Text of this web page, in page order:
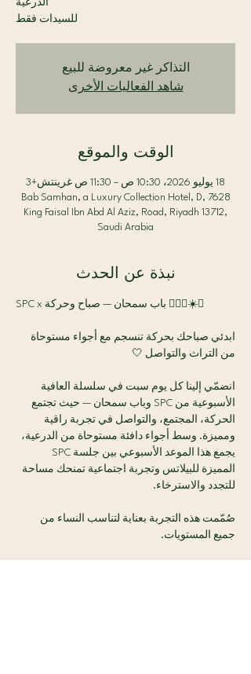
للسيدات فقط
التذاكر غير معروضة للبيع
شاهد الفعاليات الأخرى
الوقت والموقع
18 يوليو 2026، 10:30 ص – 11:30 ص غرينتش+3
Bab Samhan, a Luxury Collection Hotel, D, 7628
King Faisal Ibn Abd Al Aziz, Road, Riyadh 13712,
Saudi Arabia
نبذة عن الحدث
SPC x باب سمحان — صباح وحركة 🧘🏻‍♀️☀️✨
ابدئي صباحك بحركة تنسجم مع أجواء مستوحاة
من التراث والتواصل 🤍
انضمّي إلينا كل يوم سبت في سلسلة العافية
الأسبوعية من SPC وباب سمحان — حيث تجتمع
الحركة، المجتمع، والتواصل في تجربة راقية
ومميزة. وسط أجواء دافئة مستوحاة من الدرعية،
المميزة للبيلاتس وتجربة اجتماعية تمنحك مساحة
للتجدد والاسترخاء.
صُمّمت هذه التجربة بعناية لتناسب النساء من
جميع المستويات.